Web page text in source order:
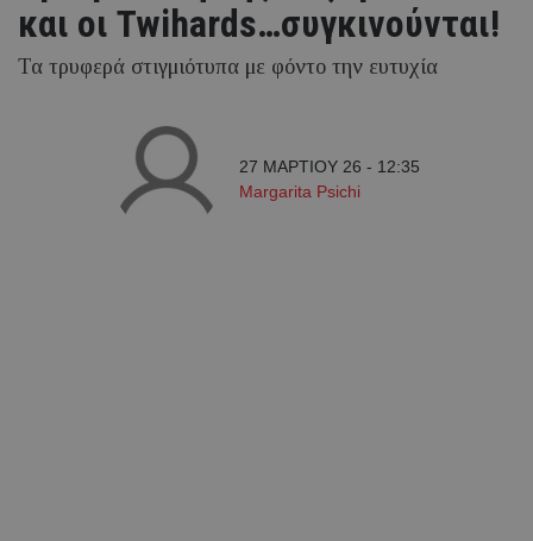
και οι Twihards…συγκινούνται!
Τα τρυφερά στιγμιότυπα με φόντο την ευτυχία
27 ΜΑΡΤΙΟΥ 26 - 12:35
Margarita Psichi